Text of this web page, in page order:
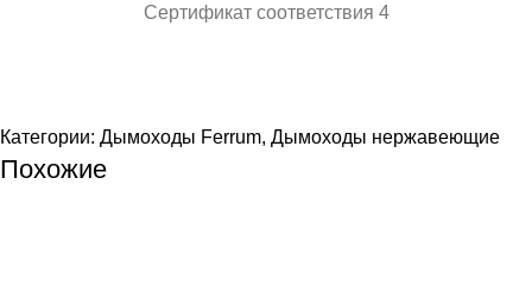
Сертификат соответствия 4
Категории: Дымоходы Ferrum, Дымоходы нержавеющие
Похожие